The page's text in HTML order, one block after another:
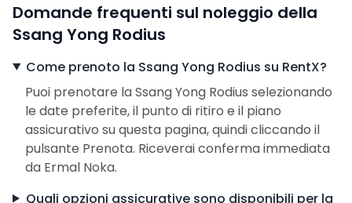
Domande frequenti sul noleggio della
Ssang Yong Rodius
Come prenoto la Ssang Yong Rodius su RentX?
Puoi prenotare la Ssang Yong Rodius selezionando
le date preferite, il punto di ritiro e il piano
assicurativo su questa pagina, quindi cliccando il
pulsante Prenota. Riceverai conferma immediata
da Ermal Noka.
Quali opzioni assicurative sono disponibili per la